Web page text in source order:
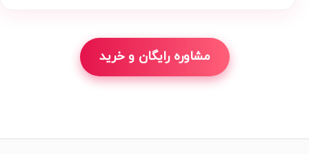
محصولات اطمینان داشته باشید.
معرفی برند بایوآکوا (bioaqua): ترکیبی از زیبایی، نوآوری و کیفیت
اگر به دنبال یک برند مراقبت از پوست باکیفیت و مقرون‌به‌صرفه
مشاوره رایگان و خرید